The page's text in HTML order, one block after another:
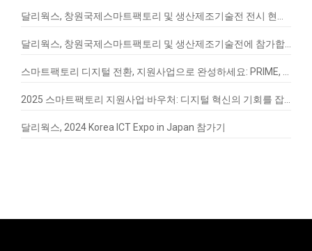
달리웍스, 2024 Korea ICT Expo in Japan 참가기